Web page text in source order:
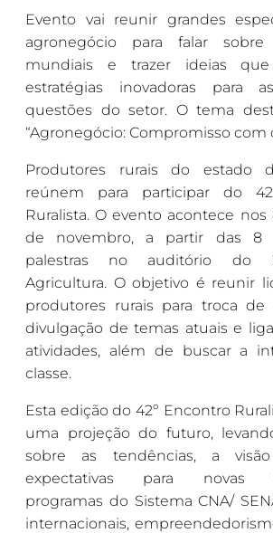
Evento vai reunir grandes
agronegócio para falar sobre
mundiais e trazer ideias
estratégias inovadoras para
questões do setor. O tema
“Agronegócio: Compromisso com
Produtores rurais do estado
reúnem para participar do
Ruralista. O evento acontece nos
de novembro, a partir das 8
palestras no auditório do
Agricultura. O objetivo é reunir
produtores rurais para troca de
divulgação de temas atuais e
atividades, além de buscar a
classe.
Esta edição do 42º Encontro
uma projeção do futuro,
sobre as tendências, a
expectativas para novas
programas do Sistema CNA/
internacionais,